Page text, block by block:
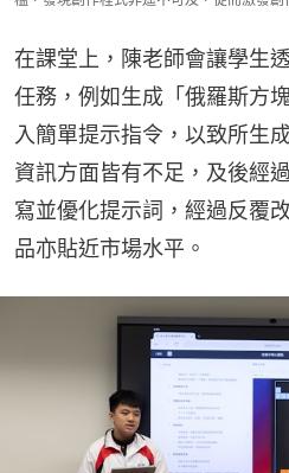
在課堂上，陳老師會讓學生
任務，例如生成「俄羅斯方
入簡單提示指令，以致所生
資訊方面皆有不足，及後經
寫並優化提示詞，經過反覆
品亦貼近市場水平。